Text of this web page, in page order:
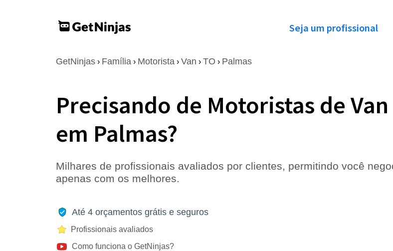
Seja um profissional
GetNinjas › Família › Motorista › Van › TO › Palmas
Precisando de Motoristas de Van
em Palmas?
Milhares de profissionais avaliados por clientes, permitindo você
apenas com os melhores.
Até 4 orçamentos grátis e seguros
Profissionais avaliados
Como funciona o GetNinjas?